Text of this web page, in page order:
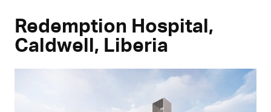
Redemption Hospital,
Caldwell, Liberia